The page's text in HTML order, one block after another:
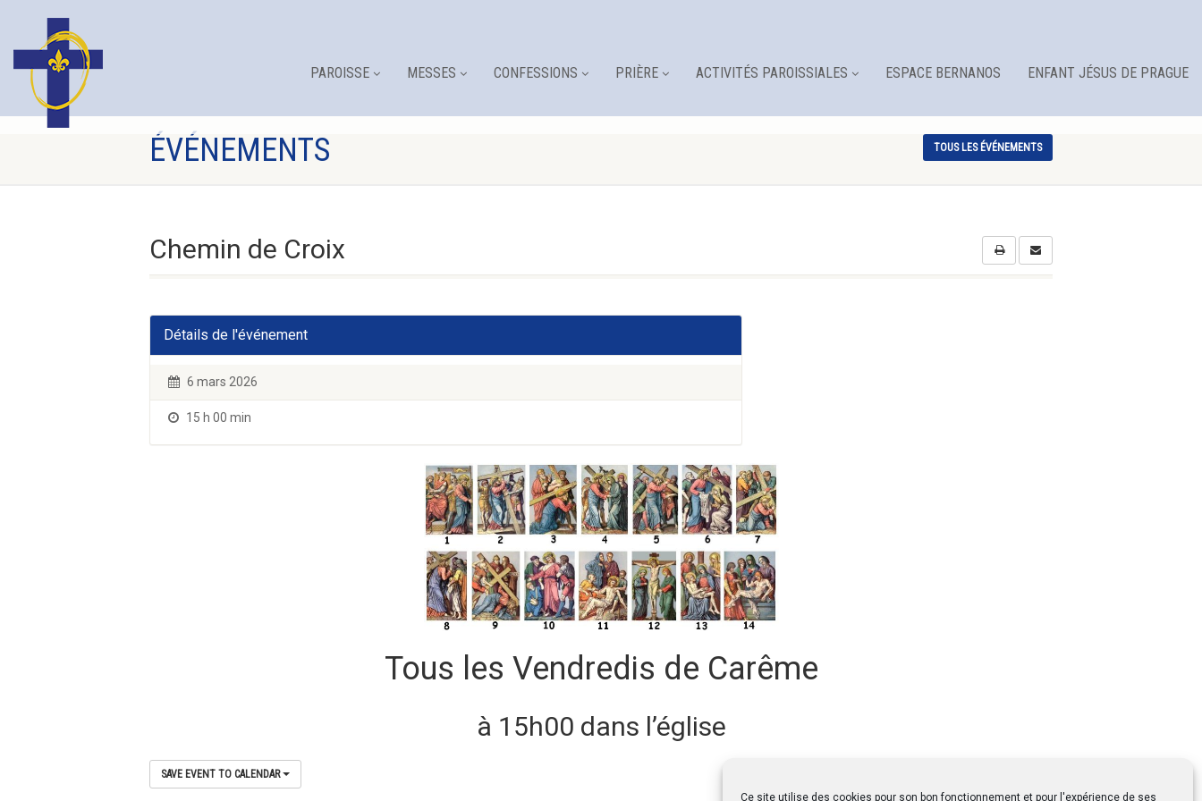
Ce site utilise des cookies pour son bon fonctionnement et pour l'expérience de ses
PAROISSE MESSES CONFESSIONS PRIÈRE ACTIVITÉS PAROISSIALES ESPACE BERNANOS ENFANT JÉSUS DE PRAGUE
ÉVÉNEMENTS TOUS LES ÉVÉNEMENTS
Chemin de Croix
Détails de l'événement
6 mars 2026
15 h 00 min
Tous les Vendredis de Carême
à 15h00 dans l’église
SAVE EVENT TO CALENDAR